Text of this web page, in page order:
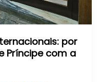
por
Príncipe com a